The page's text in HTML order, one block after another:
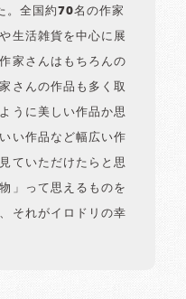
。全国約70名の作家
生活雑貨を中心に展
家さんはもちろんの
さんの作品も多く取
うに美しい作品か思
い作品など幅広い作
ていただけたらと思
」って思えるものを
それがイロドリの幸